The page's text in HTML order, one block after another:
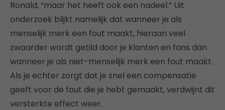
Ronald, “maar het heeft ook een nadeel.” Uit
onderzoek blijkt namelijk dat wanneer je als
menselijk merk een fout maakt, hieraan veel
zwaarder wordt getild door je klanten en fans dan
wanneer je als niet-menselijk merk een fout maakt.
Als je echter zorgt dat je snel een compensatie
geeft voor de fout die je hebt gemaakt, verdwijnt dit
versterkte effect weer.